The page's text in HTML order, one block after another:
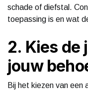
schade of diefstal.
toepassing is en wat
2. Kies de
jouw
Bij het kiezen van een